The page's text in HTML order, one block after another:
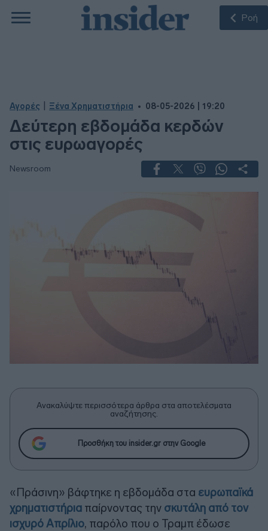
Ροή
Αγορές Ξένα Χρηματιστήρια 08-05-2026 | 19:20
Δεύτερη εβδομάδα κερδών
στις ευρωαγορές
Newsroom
Ανακαλύψτε περισσότερα άρθρα στα αποτελέσματα
αναζήτησης.
Προσθήκη του insider.gr στην Google
«Πράσινη» βάφτηκε η εβδομάδα στα ευρωπαϊκά
χρηματιστήρια παίρνοντας την σκυτάλη από τον
ισχυρό Απρίλιο, παρόλο που ο Τραμπ έδωσε